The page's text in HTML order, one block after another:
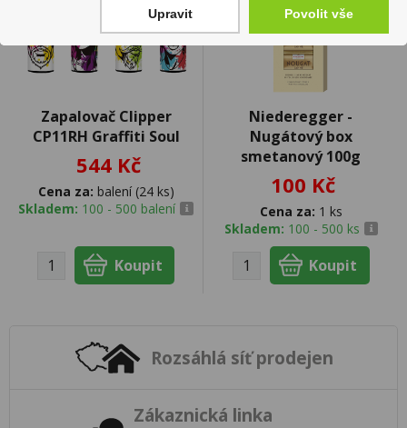
Zapalovač Clipper
CP11RH Graffiti Soul
544 Kč
Cena za: balení (24 ks)
Skladem: 100 - 500 balení
Niederegger -
Nugátový box
smetanový 100g
100 Kč
Cena za: 1 ks
Skladem: 100 - 500 ks
Rozsáhlá síť prodejen
Zákaznická linka
Upravit Povolit vše